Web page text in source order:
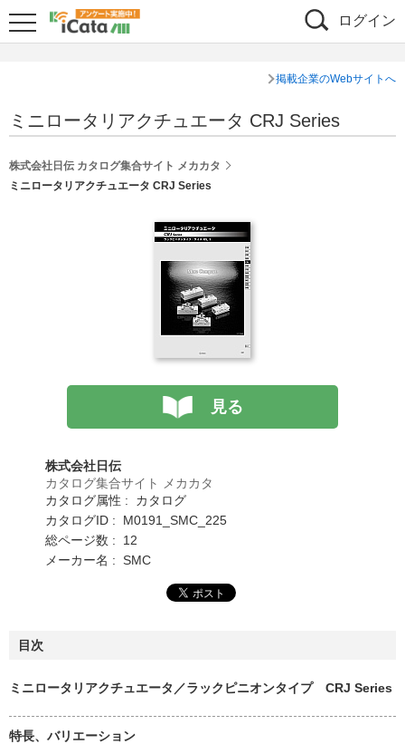
ログイン
掲載企業のWebサイトへ
ミニロータリアクチュエータ CRJ Series
株式会社日伝 カタログ集合サイト メカカタ
ミニロータリアクチュエータ CRJ Series
見る
株式会社日伝
カタログ集合サイト メカカタ
カタログ属性 : カタログ
カタログID : M0191_SMC_225
総ページ数 : 12
メーカー名 : SMC
目次
ミニロータリアクチュエータ／ラックピニオンタイプ CRJ Series
特長、バリエーション